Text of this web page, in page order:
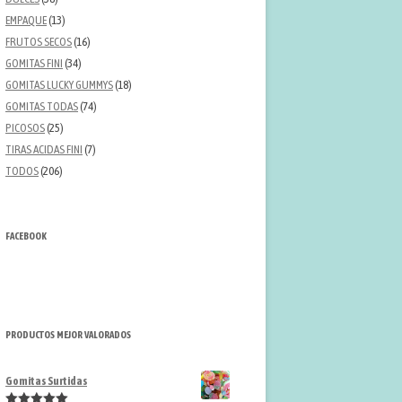
EMPAQUE(13)
FRUTOS SECOS(16)
GOMITAS FINI (34)
GOMITAS LUCKY GUMMYS(18)
GOMITAS TODAS(74)
PICOSOS(25)
TIRAS ACIDAS FINI (7)
TODOS(206)
FACEBOOK
PRODUCTOS MEJOR VALORADOS
Gomitas Surtidas